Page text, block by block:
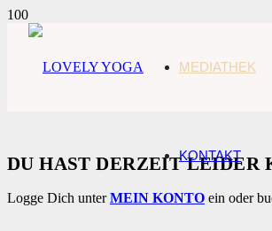
MEDIATHEK
KONTAKT
DU HAST DERZEIT LEIDER
Logge Dich unterMEIN KONTO ein oder